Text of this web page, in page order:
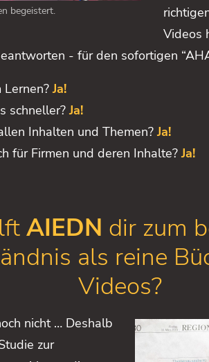
begeistert.
Videos
- für den sofortigen
Lernen?Ja!
schneller?Ja!
Inhalten und Themen?Ja!
für Firmen und deren Inhalte?Ja!
AIEDN dir zum
als reine
Videos?
nicht … Deshalb
zur